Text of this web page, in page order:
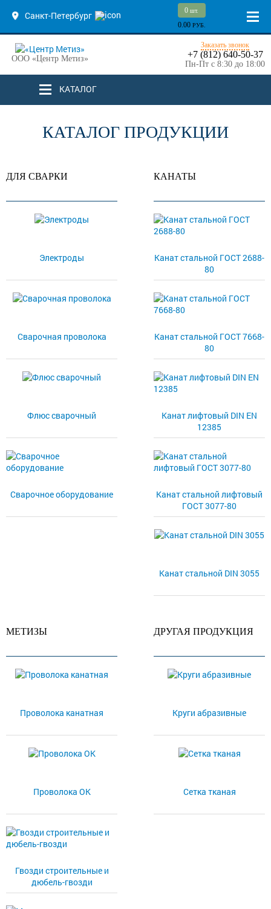
Санкт-Петербург 0 шт.
0.00 РУБ.
ООО «Центр Метиз»
Заказать звонок
+7 (812) 640-50-37
Пн-Пт с 8:30 до 18:00
КАТАЛОГ
КАТАЛОГ ПРОДУКЦИИ
ДЛЯ СВАРКИ
Электроды
Сварочная проволока
Флюс сварочный
Сварочное оборудование
КАНАТЫ
Канат стальной ГОСТ 2688-
80
Канат стальной ГОСТ 7668-
80
Канат лифтовый DIN EN
12385
Канат стальной лифтовый
ГОСТ 3077-80
Канат стальной DIN 3055
МЕТИЗЫ
Проволока канатная
Проволока ОК
Гвозди строительные и
дюбель-гвозди
ДРУГАЯ ПРОДУКЦИЯ
Круги абразивные
Сетка тканая